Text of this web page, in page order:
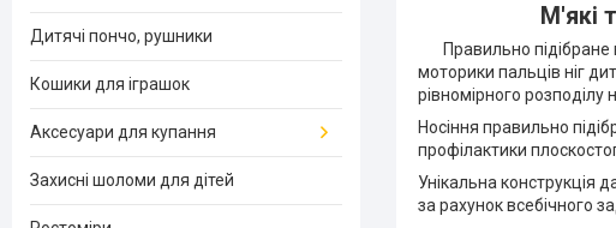
М'які
Правильно підібране
моторики пальців ніг
рівномірного
Носіння правильно
профілактики
Унікальна конструкція
за рахунок всебічного
Дитячі пончо, рушники
Кошики для іграшок
Аксесуари для купання
Захисні шоломи для дітей